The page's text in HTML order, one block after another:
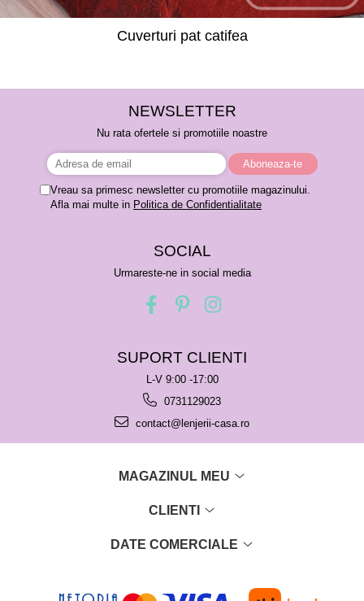
Cuverturi pat catifea
NEWSLETTER
Nu rata ofertele si promotiile noastre
Vreau sa primesc newsletter cu promotiile magazinului.
Afla mai multe in Politica de Confidentialitate
SOCIAL
Urmareste-ne in social media
SUPORT CLIENTI
L-V 9:00 -17:00
0731129023
contact@lenjerii-casa.ro
MAGAZINUL MEU
CLIENTI
DATE COMERCIALE